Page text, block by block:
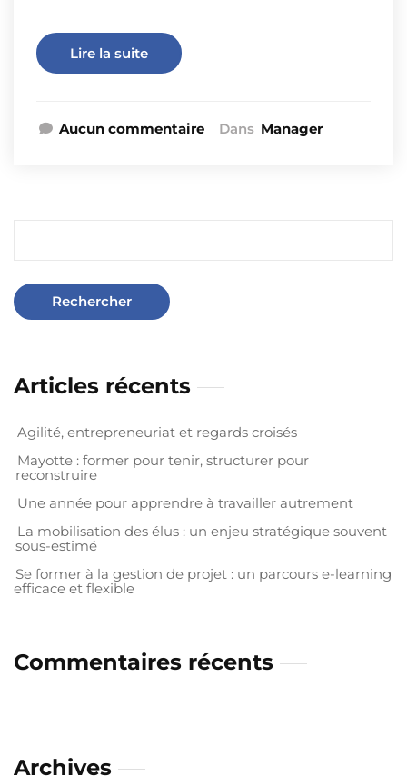
Lire la suite
Aucun commentaire Dans Manager
Articles récents
Agilité, entrepreneuriat et regards croisés
Mayotte : former pour tenir, structurer pour
reconstruire
Une année pour apprendre à travailler autrement
La mobilisation des élus : un enjeu stratégique souvent
sous-estimé
Se former à la gestion de projet : un parcours e-learning
efficace et flexible
Commentaires récents
Archives